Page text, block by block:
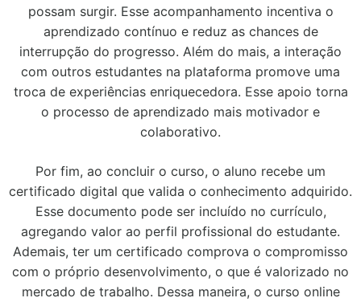
possam surgir. Esse acompanhamento incentiva o
aprendizado contínuo e reduz as chances de
interrupção do progresso. Além do mais, a interação
com outros estudantes na plataforma promove uma
troca de experiências enriquecedora. Esse apoio torna
o processo de aprendizado mais motivador e
colaborativo.
Por fim, ao concluir o curso, o aluno recebe um
certificado digital que valida o conhecimento adquirido.
Esse documento pode ser incluído no currículo,
agregando valor ao perfil profissional do estudante.
Ademais, ter um certificado comprova o compromisso
com o próprio desenvolvimento, o que é valorizado no
mercado de trabalho. Dessa maneira, o curso online